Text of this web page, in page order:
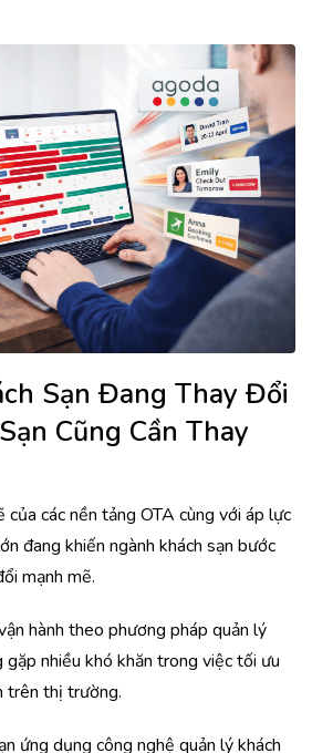
Sạn Đang Thay Đổi
Cũng Cần Thay
các nền tảng OTA cùng với áp lực
đang khiến ngành khách sạn bước
mạnh mẽ.
hành theo phương pháp quản lý
nhiều khó khăn trong việc tối ưu
trên thị trường.
ứng dụng công nghệ quản lý khách